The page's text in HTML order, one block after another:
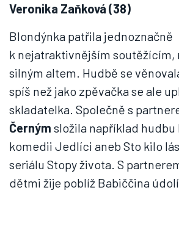
Veronika Zaňková (38)
Blondýnka patřila jednoznačně
k nejatraktivnějším soutěžícím,
silným altem. Hudbě se
spíš než jako zpěvačka se ale
skladatelka. Společně s
Černým složila například
komedii Jedlíci aneb Sto kilo
seriálu Stopy života. S
dětmi žije poblíž Babiččina